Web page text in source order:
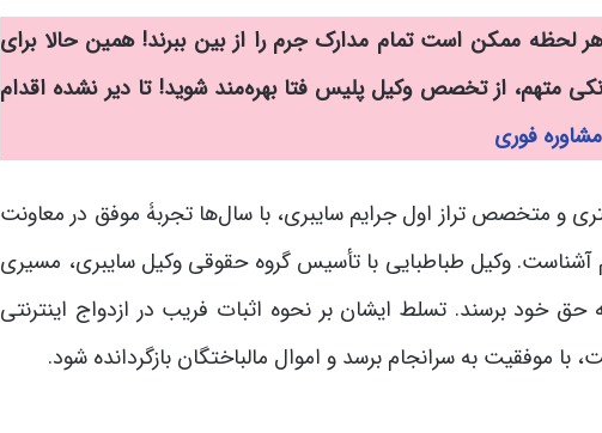
هر لحظه ممکن است تمام مدارک جرم را از بین ببرند! همین حالا برای
متهم، از تخصص وکیل پلیس فتا بهره‌مند شوید! تا دیر نشده اقدام
فوری
و متخصص تراز اول جرایم سایبری، با سال‌ها تجربۀ موفق در معاونت
آشناست. وکیل طباطبایی با تأسیس گروه حقوقی وکیل سایبری، مسیری
حق خود برسند. تسلط ایشان بر نحوه اثبات فریب در ازدواج اینترنتی
موفقیت به سرانجام برسد و اموال مالباختگان بازگردانده شود.